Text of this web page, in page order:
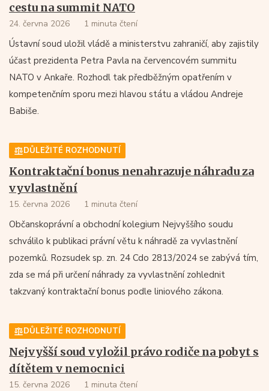
cestu na summit NATO
24. června 2026 1 minuta čtení
Ústavní soud uložil vládě a ministerstvu zahraničí, aby zajistily
účast prezidenta Petra Pavla na červencovém summitu
NATO v Ankaře. Rozhodl tak předběžným opatřením v
kompetenčním sporu mezi hlavou státu a vládou Andreje
Babiše.
DŮLEŽITÉ ROZHODNUTÍ
Kontraktační bonus nenahrazuje náhradu za
vyvlastnění
15. června 2026 1 minuta čtení
Občanskoprávní a obchodní kolegium Nejvyššího soudu
schválilo k publikaci právní větu k náhradě za vyvlastnění
pozemků. Rozsudek sp. zn. 24 Cdo 2813/2024 se zabývá tím,
zda se má při určení náhrady za vyvlastnění zohlednit
takzvaný kontraktační bonus podle liniového zákona.
DŮLEŽITÉ ROZHODNUTÍ
Nejvyšší soud vyložil právo rodiče na pobyt s
dítětem v nemocnici
15. června 2026 1 minuta čtení